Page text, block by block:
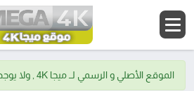
الموقع الأصلي و الرسمي لــ ميجا 4K , ولا يوجد لدينا موقع اخر.